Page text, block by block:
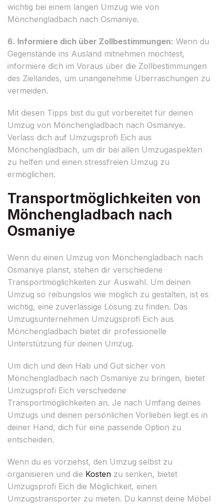
wichtig bei einem langen Umzug wie von
Mönchengladbach nach Osmaniye.
6. Informiere dich über Zollbestimmungen: Wenn du
Gegenstände ins Ausland mitnehmen möchtest,
informiere dich im Voraus über die Zollbestimmungen
des Ziellandes, um unangenehme Überraschungen zu
vermeiden.
Mit diesen Tipps bist du gut vorbereitet für deinen
Umzug von Mönchengladbach nach Osmaniye.
Verlass dich auf Umzugsprofi Eich aus
Mönchengladbach, um dir bei allen Umzugaspekten
zu helfen und einen stressfreien Umzug zu
ermöglichen.
Transportmöglichkeiten von
Mönchengladbach nach
Osmaniye
Wenn du einen Umzug von Mönchengladbach nach
Osmaniye planst, stehen dir verschiedene
Transportmöglichkeiten zur Auswahl. Um deinen
Umzug so reibungslos wie möglich zu gestalten, ist es
wichtig, eine zuverlässige Lösung zu finden. Das
Umzugsunternehmen Umzugsprofi Eich aus
Mönchengladbach bietet dir professionelle
Unterstützung für deinen Umzug.
Um dich und dein Hab und Gut sicher von
Mönchengladbach nach Osmaniye zu bringen, bietet
Umzugsprofi Eich verschiedene
Transportmöglichkeiten an. Je nach Umfang deines
Umzugs und deinen persönlichen Vorlieben liegt es in
deiner Hand, dich für eine passende Option zu
entscheiden.
Wenn du es vorziehst, den Umzug selbst zu
organisieren und die Kosten zu senken, bietet
Umzugsprofi Eich die Möglichkeit, einen
Umzugstransporter zu mieten. Du kannst deine Möbel